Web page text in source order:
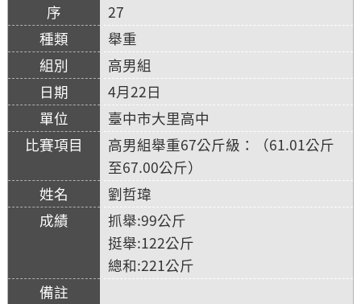
27
舉重
高男組
4月22日
臺中市大里高中
高男組舉重67公斤級：（61.01公斤
至67.00公斤）
劉哲瑋
抓舉:99公斤
挺舉:122公斤
總和:221公斤